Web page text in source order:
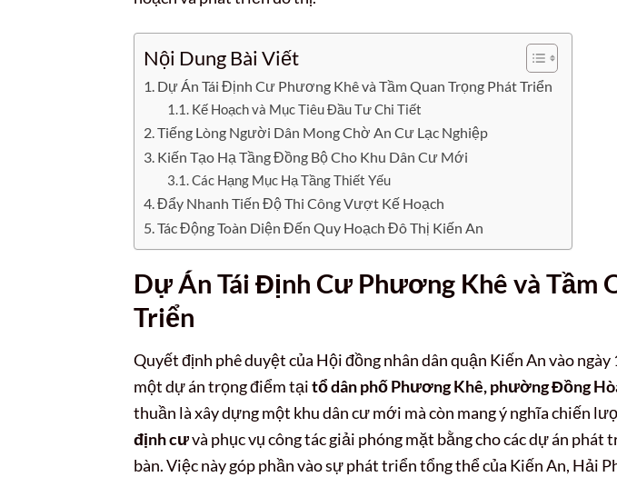
Nội Dung Bài Viết
Dự Án Tái Định Cư Phương Khê và Tầm Quan Trọng Phát Triển
Kế Hoạch và Mục Tiêu Đầu Tư Chi Tiết
Tiếng Lòng Người Dân Mong Chờ An Cư Lạc Nghiệp
Kiến Tạo Hạ Tầng Đồng Bộ Cho Khu Dân Cư Mới
Các Hạng Mục Hạ Tầng Thiết Yếu
Đẩy Nhanh Tiến Độ Thi Công Vượt Kế Hoạch
Tác Động Toàn Diện Đến Quy Hoạch Đô Thị Kiến An
Dự Án Tái Định Cư Phương Khê và Tầm
Triển
Quyết định phê duyệt của Hội đồng nhân dân quận Kiến An vào
một dự án trọng điểm tạitổ dân phố Phương Khê, phường Đồng
thuần là xây dựng một khu dân cư mới mà còn mang ý nghĩa chiến
định cưvà phục vụ công tác giải phóng mặt bằng cho các dự án
bàn. Việc này góp phần vào sự phát triển tổng thể của Kiến An, Hải